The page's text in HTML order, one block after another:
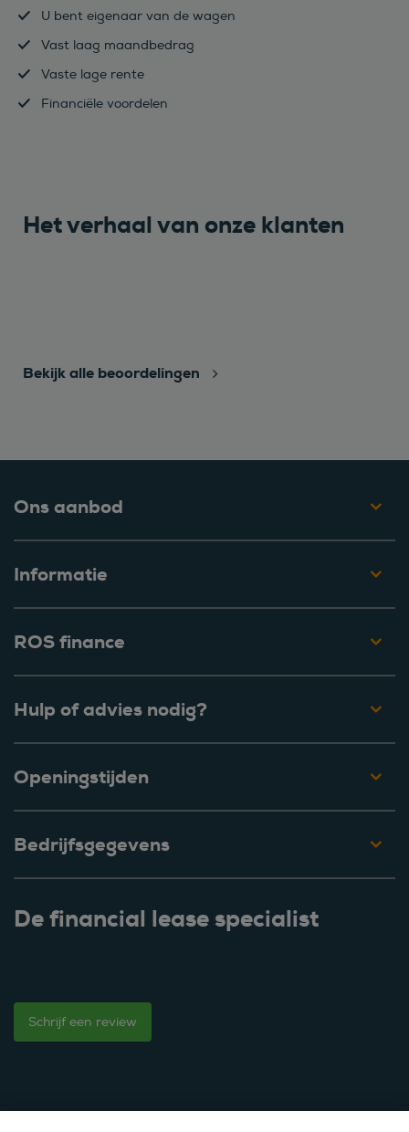
U bent eigenaar van de wagen
Vast laag maandbedrag
Vaste lage rente
Financiële voordelen
Het verhaal van onze klanten
Bekijk alle beoordelingen
Ons aanbod
Informatie
ROS finance
Hulp of advies nodig?
Openingstijden
Bedrijfsgegevens
De financial lease specialist
Schrijf een review